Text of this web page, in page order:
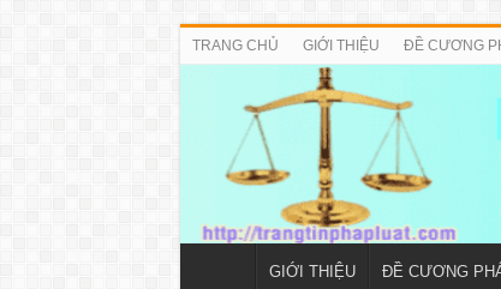
TRANG CHỦ GIỚI THIỆU ĐỀ CƯƠNG
GIỚI THIỆU ĐỀ CƯƠNG